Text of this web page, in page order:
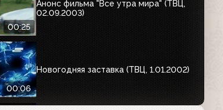
00:25
Анонс фильма "Все утра мира" (ТВЦ,
02.09.2003)
00:06
Новогодняя заставка (ТВЦ, 1.01.2002)